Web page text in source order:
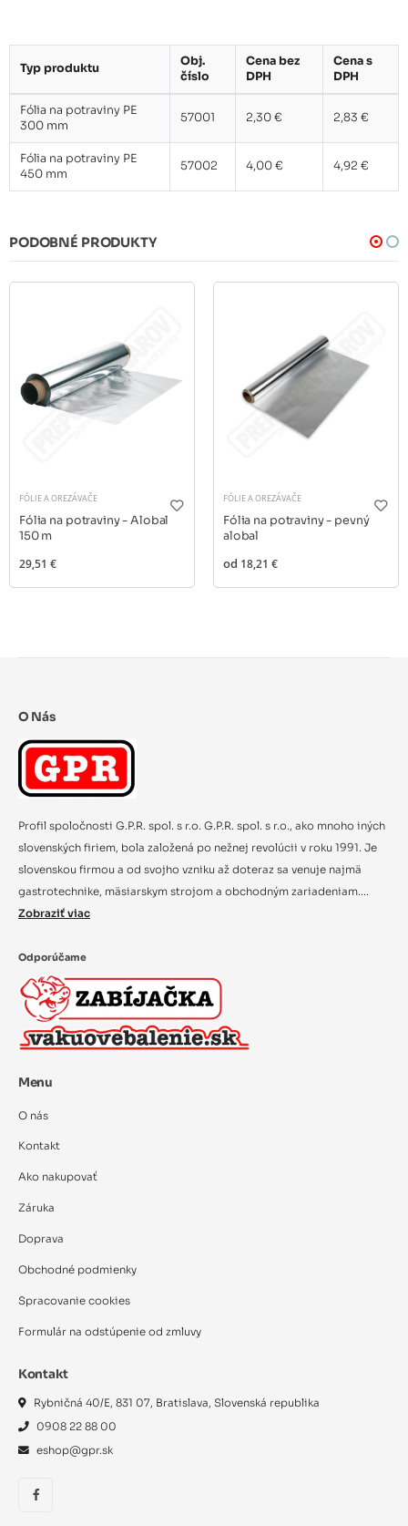
Typ produktu
Obj.
číslo
Cena bez
DPH
Cena s
DPH
Fólia na potraviny PE
300 mm
57001 2,30 € 2,83 €
Fólia na potraviny PE
450 mm
57002 4,00 € 4,92 €
PODOBNÉ PRODUKTY
FÓLIE A OREZÁVAČE
Fólia na potraviny - Alobal
150 m
29,51 €
FÓLIE A OREZÁVAČE
Fólia na potraviny - pevný
alobal
od 18,21 €
O Nás
Profil spoločnosti G.P.R. spol. s r.o. G.P.R. spol. s r.o., ako mnoho iných
slovenských firiem, bola založená po nežnej revolúcii v roku 1991. Je
slovenskou firmou a od svojho vzniku až doteraz sa venuje najmä
gastrotechnike, mäsiarskym strojom a obchodným zariadeniam....
Zobraziť viac
Odporúčame
Menu
O nás
Kontakt
Ako nakupovať
Záruka
Doprava
Obchodné podmienky
Spracovanie cookies
Formulár na odstúpenie od zmluvy
Kontakt
Rybničná 40/E, 831 07, Bratislava, Slovenská republika
0908 22 88 00
eshop@gpr.sk